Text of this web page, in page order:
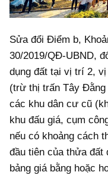
Sửa đổi Điểm b,
30/2019/QĐ-UBND,
dụng đất tại vị trí 2,
(trừ thị trấn Tây Đằng
các khu dân cư cũ
khu đấu giá, cụm
nếu có khoảng cách
đầu tiên của thửa đất
bảng giá bằng hoặc